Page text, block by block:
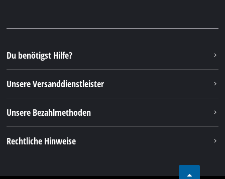
Du benötigst Hilfe?
Unsere Versanddienstleister
Unsere Bezahlmethoden
Rechtliche Hinweise